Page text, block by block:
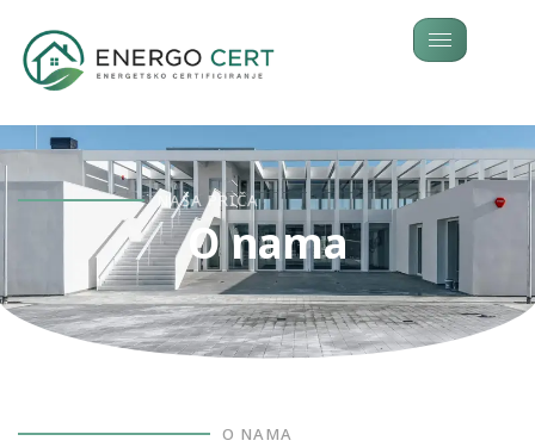
NAŠA PRIČA
O nama
O NAMA